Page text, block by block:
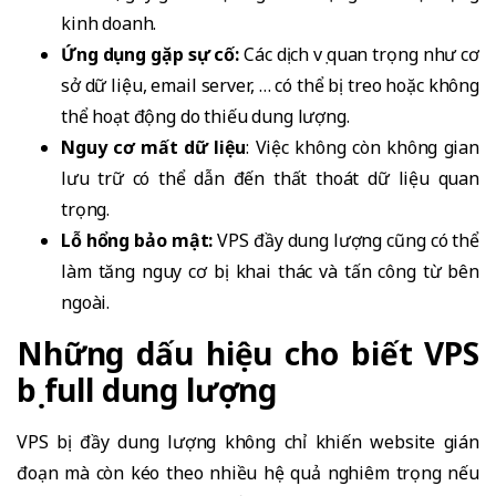
kinh doanh.
Ứng dụng gặp sự cố:Các dịch vụ quan trọng như cơ
sở dữ liệu, email server, … có thể bị treo hoặc không
thể hoạt động do thiếu dung lượng.
Nguy cơ mất dữ liệu: Việc không còn không gian
lưu trữ có thể dẫn đến thất thoát dữ liệu quan
trọng.
Lỗ hổng bảo mật:VPS đầy dung lượng cũng có thể
làm tăng nguy cơ bị khai thác và tấn công từ bên
ngoài.
Những dấu hiệu cho biết VPS
bị full dung lượng
VPS bị đầy dung lượng không chỉ khiến website gián
đoạn mà còn kéo theo nhiều hệ quả nghiêm trọng nếu